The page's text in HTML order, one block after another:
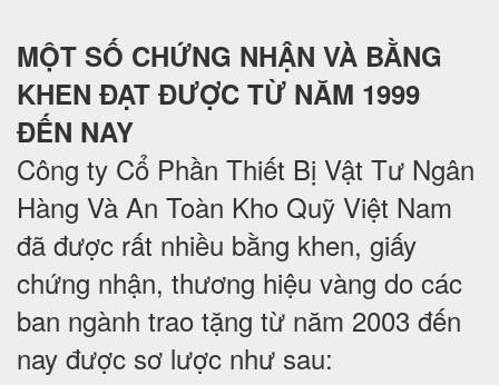
MỘT SỐ CHỨNG NHẬN VÀ BẰNG
KHEN ĐẠT ĐƯỢC TỪ NĂM 1999
ĐẾN NAY
Công ty Cổ Phần Thiết Bị Vật Tư Ngân
Hàng Và An Toàn Kho Quỹ Việt Nam
đã được rất nhiều bằng khen, giấy
chứng nhận, thương hiệu vàng do các
ban ngành trao tặng từ năm 2003 đến
nay được sơ lược như sau: